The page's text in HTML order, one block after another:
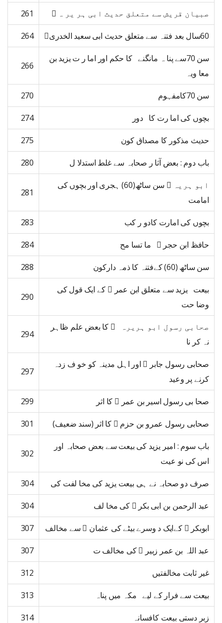
صبیان قریش سے متعلق حدیث ابی ہر یر ہ ﷜ 261
60سال بعد فتنہ سے متعلق حدیث ابی سعید الخدری﷜ 264
سن 70سے پنا ہ مانگنے کا حکم اور اما ر ت یزید بن
معا ویہ
266
سن 70کامفہوم 270
بچوں کی اما رت کا دور 274
حدیث مذکور کا مصداق کون 275
باب دوم : بعض آثا ر صحابہ سے غلط استدلا ل 280
ابو ہریہ ﷜ سن ساٹھ(60) ہجری اور بچوں کی
امامت
281
بچوں کی امارت کادو ر کب 283
حافظ ابن حجر  ما تسا مح 284
سن ساٹھ (60) کےفتنہ کا ذمہ دارکون 288
بیعت یزید سے متعلق ابن عمر ﷜ کے ایک قول کی
وضا حت
290
صحابی رسول ابو ہریرہ ﷜ کا بعض علم ظاہر
نہ کر نا
294
صحابی رسول جابر ﷜ اور اہل مدینہ کو خو ف زدہ
کرنے پر وعید
297
صحا بی رسول اسیر بن عمر ﷜ کا اثر 299
صحابی رسول عمرو بن حزم ﷜ کا اثر (سند ضعیف) 301
باب سوم : امیر یزید کی بیعت سے بعض صحابہ اور
اس کی نو عیت
302
صرف دو صحابہ نے ہی بیعت یزید کی مخا لفت کی 304
عبد الرحمن بن ابی بکر ﷜ کی مخا لف 304
ابوبکر ﷜ کےایک د وسرے بیٹے کی عثمان ﷜ سے مخالف 307
عبد اللہ بن عمر زبیر ﷜ کی مخالف ت 307
غیر ثابت مخالفتیں 312
بیعت سے فرار کے لیے مکہ میں پناہ 313
زبر دستی بیعت کافسانہ 314